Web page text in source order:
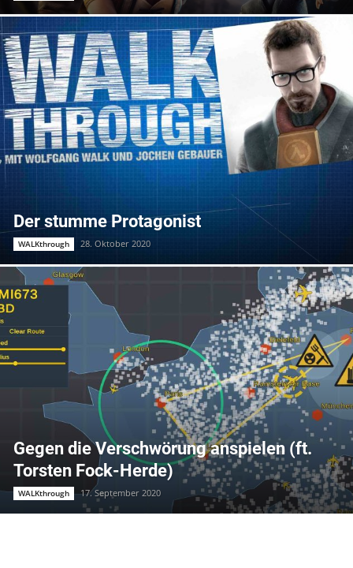
Der stumme Protagonist
WALKthrough 28. Oktober 2020
Gegen die Verschwörung anspielen (ft.
Torsten Fock-Herde)
WALKthrough 17. September 2020